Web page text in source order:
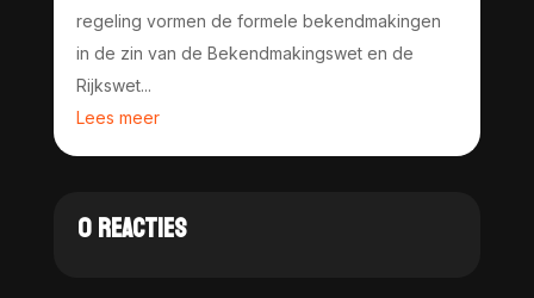
regeling vormen de formele bekendmakingen
in de zin van de Bekendmakingswet en de
Rijkswet...
Lees meer
0 REACTIES